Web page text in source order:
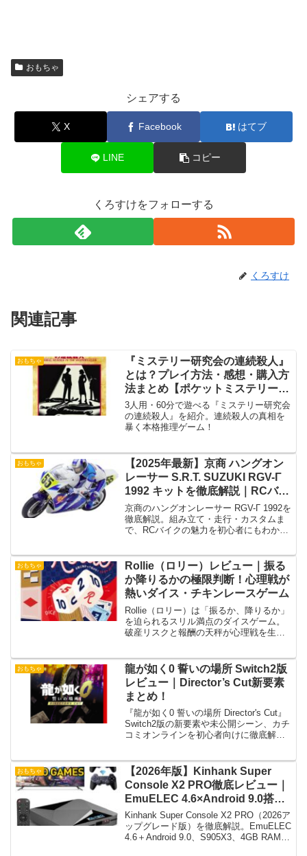
おもちゃ
シェアする
X Facebook はてブ
LINE コピー
くろすけをフォローする
くろすけ
関連記事
おもちゃ
『ミステリー研究会の連続殺人』
とは？プレイ方法・感想・購入方
法まとめ【ポケットミステリーシ
リーズ】
3人用・60分で遊べる『ミステリー研究会
の連続殺人』を紹介。連続殺人の真相を
暴く本格推理ゲーム！
おもちゃ
【2025年最新】京商 ハングオン
レーサー S.R.T. SUZUKI RGV-Γ
1992 キットを徹底解説｜RCバイ
クの魅力と特徴を紹介！
京商のハングオンレーサー RGV-Γ 1992を
徹底解説。組み立て・走行・カスタムま
で、RCバイクの魅力を初心者にもわかり
おもちゃ
Rollie（ロリー）レビュー｜振る
か降りるかの極限判断！心理戦が
熱いダイス・チキンレースゲーム
Rollie（ロリー）は「振るか、降りるか」
を迫られるスリル満点のダイスゲーム。
破産リスクと報酬の天秤が心理戦を生
おもちゃ
龍が如く0 誓いの場所 Switch2版
レビュー｜Director’s Cut新要素
まとめ！
『龍が如く0 誓いの場所 Director's Cut』
Switch2版の新要素や未公開シーン、カチ
コミオンラインを初心者向けに徹底解
おもちゃ
【2026年版】Kinhank Super
Console X2 PRO徹底レビュー｜
EmuELEC 4.6×Android 9.0搭
載・10万本超・4K出力の実力と
注意点
Kinhank Super Console X2 PRO（2026ア
ップグレード版）を徹底解説。EmuELEC
4.6＋Android 9.0、S905X3、4GB RAM、